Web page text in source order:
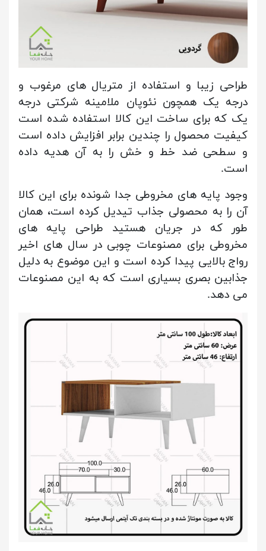
طراحی زیبا و استفاده از متریال های مرغوب و
درجه یک همچون نئوپان ملامینه شرکتی درجه
یک که برای ساخت این کالا استفاده شده است
کیفیت محصول را چندین برابر افزایش داده است
و سطحی ضد خط و خش را به آن هدیه داده
است.
وجود پایه های مخروطی جدا شونده برای این کالا
آن را به محصولی جذاب تیدیل کرده است، همان
طور که در جریان هستید طراحی پایه های
مخروطی برای مصنوعات چوبی در سال های اخیر
رواج بالایی پیدا کرده است و این موضوع به دلیل
جذابین بصری بسیاری است که به این مصنوعات
می دهد.